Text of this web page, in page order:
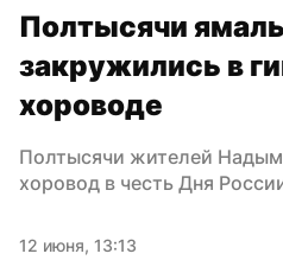
Полтысячи
закружились в
хороводе
Полтысячи жителей
хоровод в честь Дня
12 июня, 13:13